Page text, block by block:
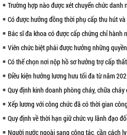
Trường hợp nào được xét chuyển chức danh
Có được hưởng đồng thời phụ cấp thu hút
Bác sĩ đa khoa có được cấp chứng chỉ hành
Viên chức biệt phái được hưởng những
Có thể chọn nơi nộp hồ sơ hưởng trợ cấp
Điều kiện hưởng lương hưu tối đa từ năm
Quy định kinh doanh phòng cháy, chữa cháy
Xếp lương với công chức đã có thời gian
Quy định về thời hạn giữ chức vụ lãnh đạo
Người nước ngoài sang công tác, cần cách